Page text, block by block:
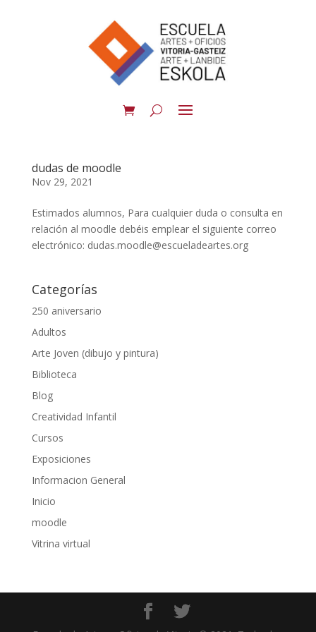
dudas de moodle
Nov 29, 2021
Estimados alumnos, Para cualquier duda o consulta en
relación al moodle debéis emplear el siguiente correo
electrónico: dudas.moodle@escueladeartes.org
Categorías
250 aniversario
Adultos
Arte Joven (dibujo y pintura)
Biblioteca
Blog
Creatividad Infantil
Cursos
Exposiciones
Informacion General
Inicio
moodle
Vitrina virtual